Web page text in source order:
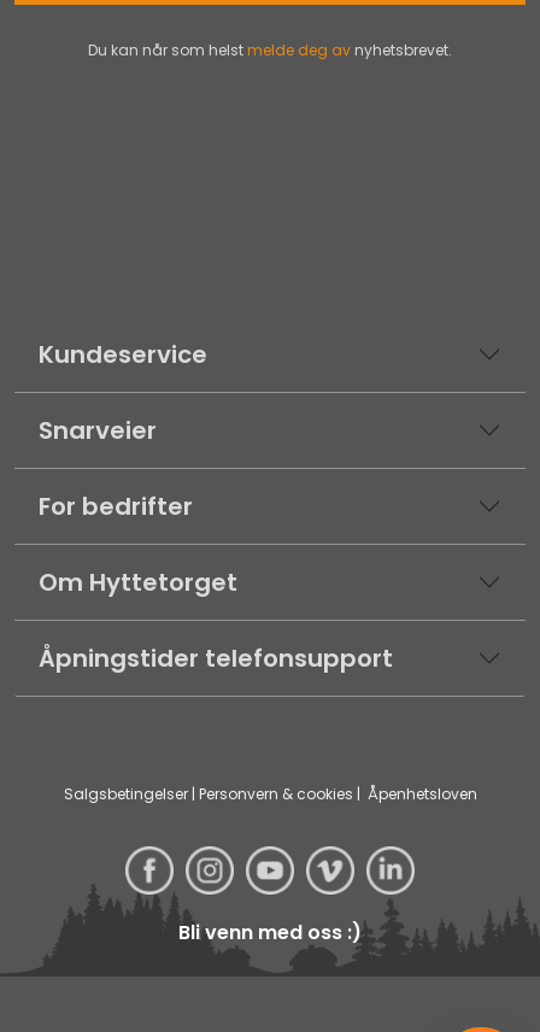
Kundeservice
Snarveier
For bedrifter
Om Hyttetorget
Åpningstider telefonsupport
Salgsbetingelser| Personvern & cookies | Åpenhetsloven
Bli venn med oss :)
Du kan når som helst melde deg av nyhetsbrevet.